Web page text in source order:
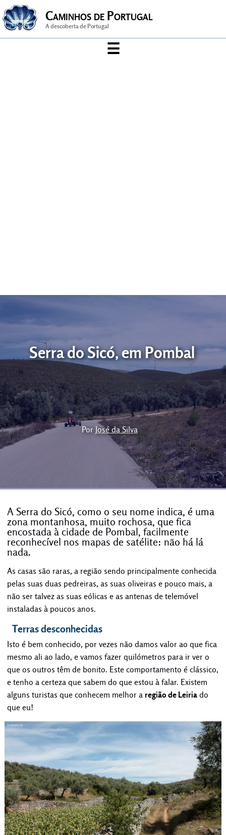
Caminhos de Portugal
A descoberta de Portugal
☰
Serra do Sicó, em Pombal
Por José da Silva
A Serra do Sicó, como o seu nome indica, é uma
zona montanhosa, muito rochosa, que fica
encostada à cidade de Pombal, facilmente
reconhecível nos mapas de satélite: não há lá
nada.
As casas são raras, a região sendo principalmente conhecida
pelas suas duas pedreiras, as suas oliveiras e pouco mais, a
não ser talvez as suas eólicas e as antenas de telemóvel
instaladas à poucos anos.
Terras desconhecidas
Isto é bem conhecido, por vezes não damos valor ao que fica
mesmo ali ao lado, e vamos fazer quilómetros para ir ver o
que os outros têm de bonito. Este comportamento é clássico,
e tenho a certeza que sabem do que estou à falar. Existem
alguns turistas que conhecem melhor a região de Leiriado
que eu!